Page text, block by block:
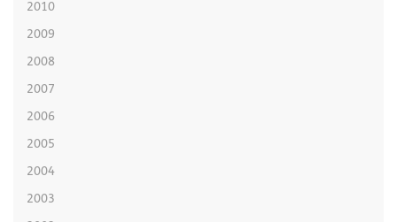
2010
2009
2008
2007
2006
2005
2004
2003